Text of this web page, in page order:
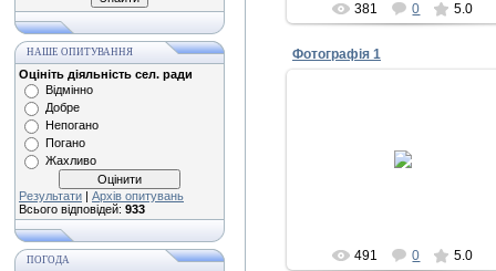
НАШЕ ОПИТУВАННЯ
Оцініть діяльність сел. ради
Відмінно
Добре
Непогано
Погано
Жахливо
Результати | Архів опитувань
Всього відповідей: 933
ПОГОДА
381 0 5.0
Фотографія 1
491 0 5.0